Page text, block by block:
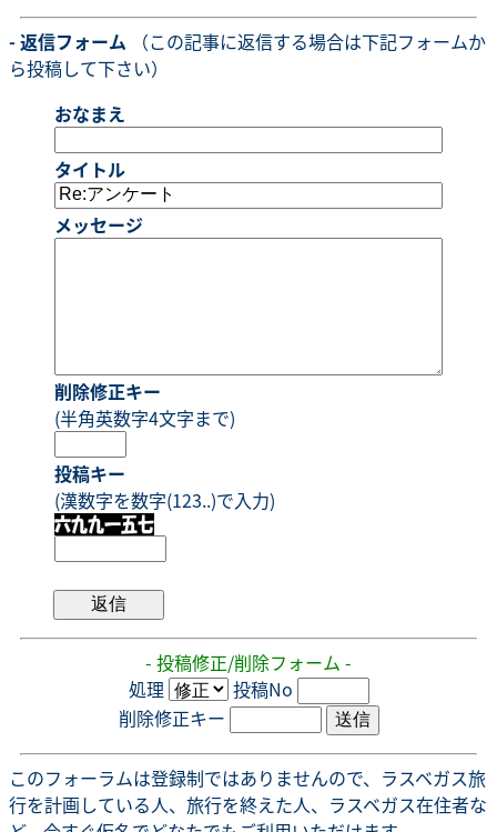
- 返信フォーム （この記事に返信する場合は下記フォームか
ら投稿して下さい）
おなまえ
タイトル
メッセージ
削除修正キー
(半角英数字4文字まで)
投稿キー
(漢数字を数字(123..)で入力)
- 投稿修正/削除フォーム -
処理
投稿No
削除修正キー
このフォーラムは登録制ではありませんので、ラスベガス旅
行を計画している人、旅行を終えた人、ラスベガス在住者な